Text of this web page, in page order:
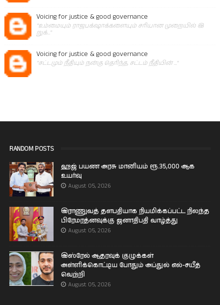
Voicing for justice & good governance
"உம்மையும் ராஜபக்‌ஷாக்களையும் சரியான முறையில் இ
றுக்..."
Voicing for justice & good governance
"சட்டமும் நீதியும் நன்கு தெரிந்த, சட்டம் நீதியின் ..."
RANDOM POSTS
ஹஜ் பயண அரசு மானியம் ரூ.35,000 ஆக
உயர்வு
August 05, 2026
இராணுவத் தளபதியாக நியமிக்கப்பட்ட நிலந்த
பிரேமரத்னவுக்கு ஜனாதிபதி வாழ்த்து
August 05, 2026
இஸ்ரேல் ஆதரவுக் குழுக்கள்
அள்ளிக்கொட்டிய போதும் அப்துல் எல்-சயீத்
வெற்றி
August 05, 2026